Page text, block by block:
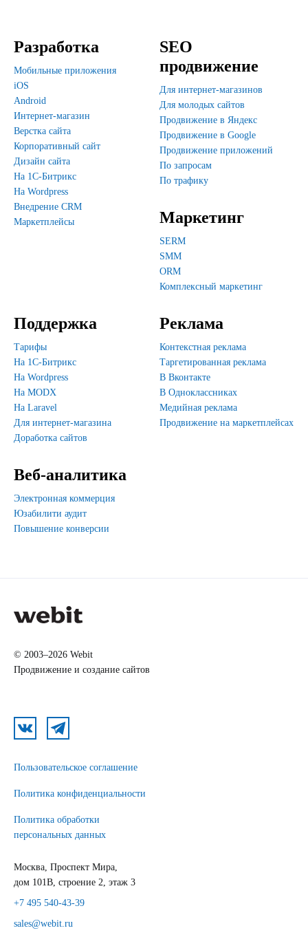
Разработка
Мобильные приложения
iOS
Android
Интернет-магазин
Верстка сайта
Корпоративный сайт
Дизайн сайта
На 1С-Битрикс
На Wordpress
Внедрение CRM
Маркетплейсы
SEO
продвижение
Для интернет-магазинов
Для молодых сайтов
Продвижение в Яндекс
Продвижение в Google
Продвижение приложений
По запросам
По трафику
Маркетинг
SERM
SMM
ORM
Комплексный маркетинг
Поддержка
Тарифы
На 1С-Битрикс
На Wordpress
На MODX
На Laravel
Для интернет-магазина
Доработка сайтов
Веб-аналитика
Электронная коммерция
Юзабилити аудит
Повышение конверсии
Реклама
Контекстная реклама
Таргетированная реклама
В Вконтакте
В Одноклассниках
Медийная реклама
Продвижение на маркетплейсах
© 2003–2026 Webit
Продвижение и создание сайтов
Пользовательское соглашение
Политика конфиденциальности
Политика обработки
персональных данных
Москва, Проспект Мира,
дом 101В, строение 2, этаж 3
+7 495 540-43-39
sales@webit.ru